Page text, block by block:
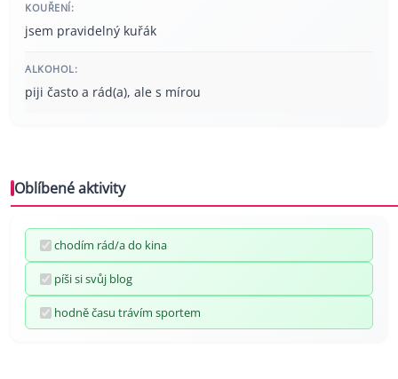
KOUŘENÍ:
jsem pravidelný kuřák
ALKOHOL:
piji často a rád(a), ale s mírou
Oblíbené aktivity
chodím rád/a do kina
píši si svůj blog
hodně času trávím sportem